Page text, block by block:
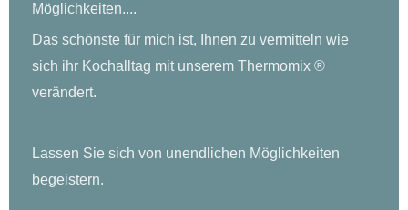
Möglichkeiten....
Das schönste für mich ist, Ihnen zu vermitteln wie
sich ihr Kochalltag mit unserem Thermomix ®
verändert.
Lassen Sie sich von unendlichen Möglichkeiten
begeistern.